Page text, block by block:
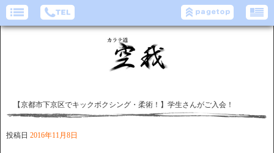
【京都市下京区でキックボクシング・柔術！】学生さんがご入会！
投稿日 2016年11月8日